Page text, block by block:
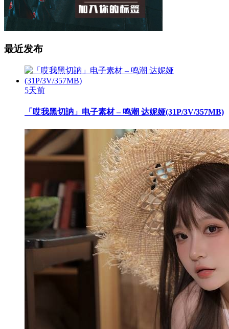
最近发布
5天前
「哎我黑切訥」电子素材 – 鸣潮 达妮娅(31P/3V/357MB)